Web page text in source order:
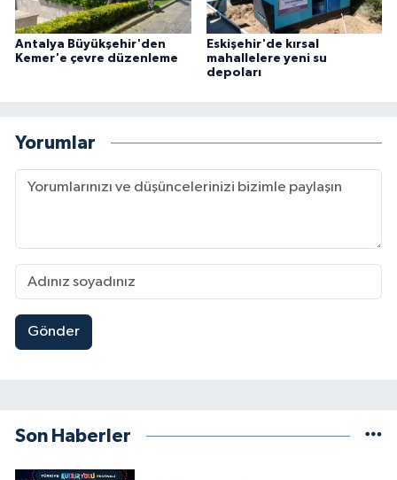
Antalya Büyükşehir'den
Kemer'e çevre düzenleme
Eskişehir'de kırsal
mahallelere yeni su
depoları
Yorumlar
Gönder
Son Haberler